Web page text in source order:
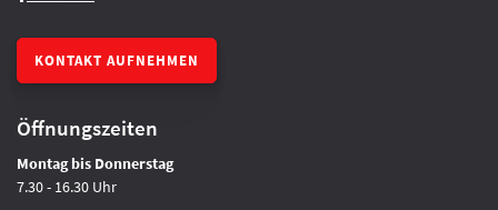
KONTAKT AUFNEHMEN
Öffnungszeiten
Montag bis Donnerstag
7.30 - 16.30 Uhr